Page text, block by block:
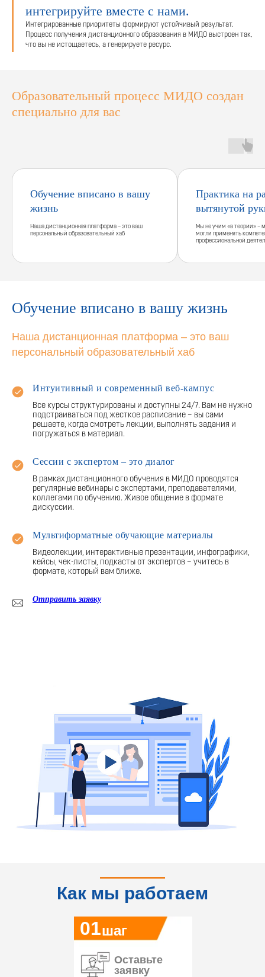
интегрируйте вместе с нами.
Интегрированные приоритеты формируют устойчивый результат.
Процесс получения дистанционного образования в МИДО выстроен так,
что вы не истощаетесь, а генерируете ресурс.
Образовательный процесс МИДО создан
специально для вас
Обучение вписано в вашу
жизнь
Наша дистанционная платформа – это ваш
персональный образовательный хаб
Практика на
вытянутой
Мы не учим «в теории» –
могли применять
профессиональной
Обучение вписано в вашу жизнь
Наша дистанционная платформа – это ваш
персональный образовательный хаб
Интуитивный и современный веб-кампус
Все курсы структурированы и доступны 24/7. Вам не нужно
подстраиваться под жесткое расписание – вы сами
решаете, когда смотреть лекции, выполнять задания и
погружаться в материал.
Сессии с экспертом – это диалог
В рамках дистанционного обучения в МИДО проводятся
регулярные вебинары с экспертами, преподавателями,
коллегами по обучению. Живое общение в формате
дискуссии.
Мультиформатные обучающие материалы
Видеолекции, интерактивные презентации, инфографики,
кейсы, чек-листы, подкасты от экспертов – учитесь в
формате, который вам ближе.
Отправить заявку
Как мы работаем
01
Оставьте
заявку
шаг